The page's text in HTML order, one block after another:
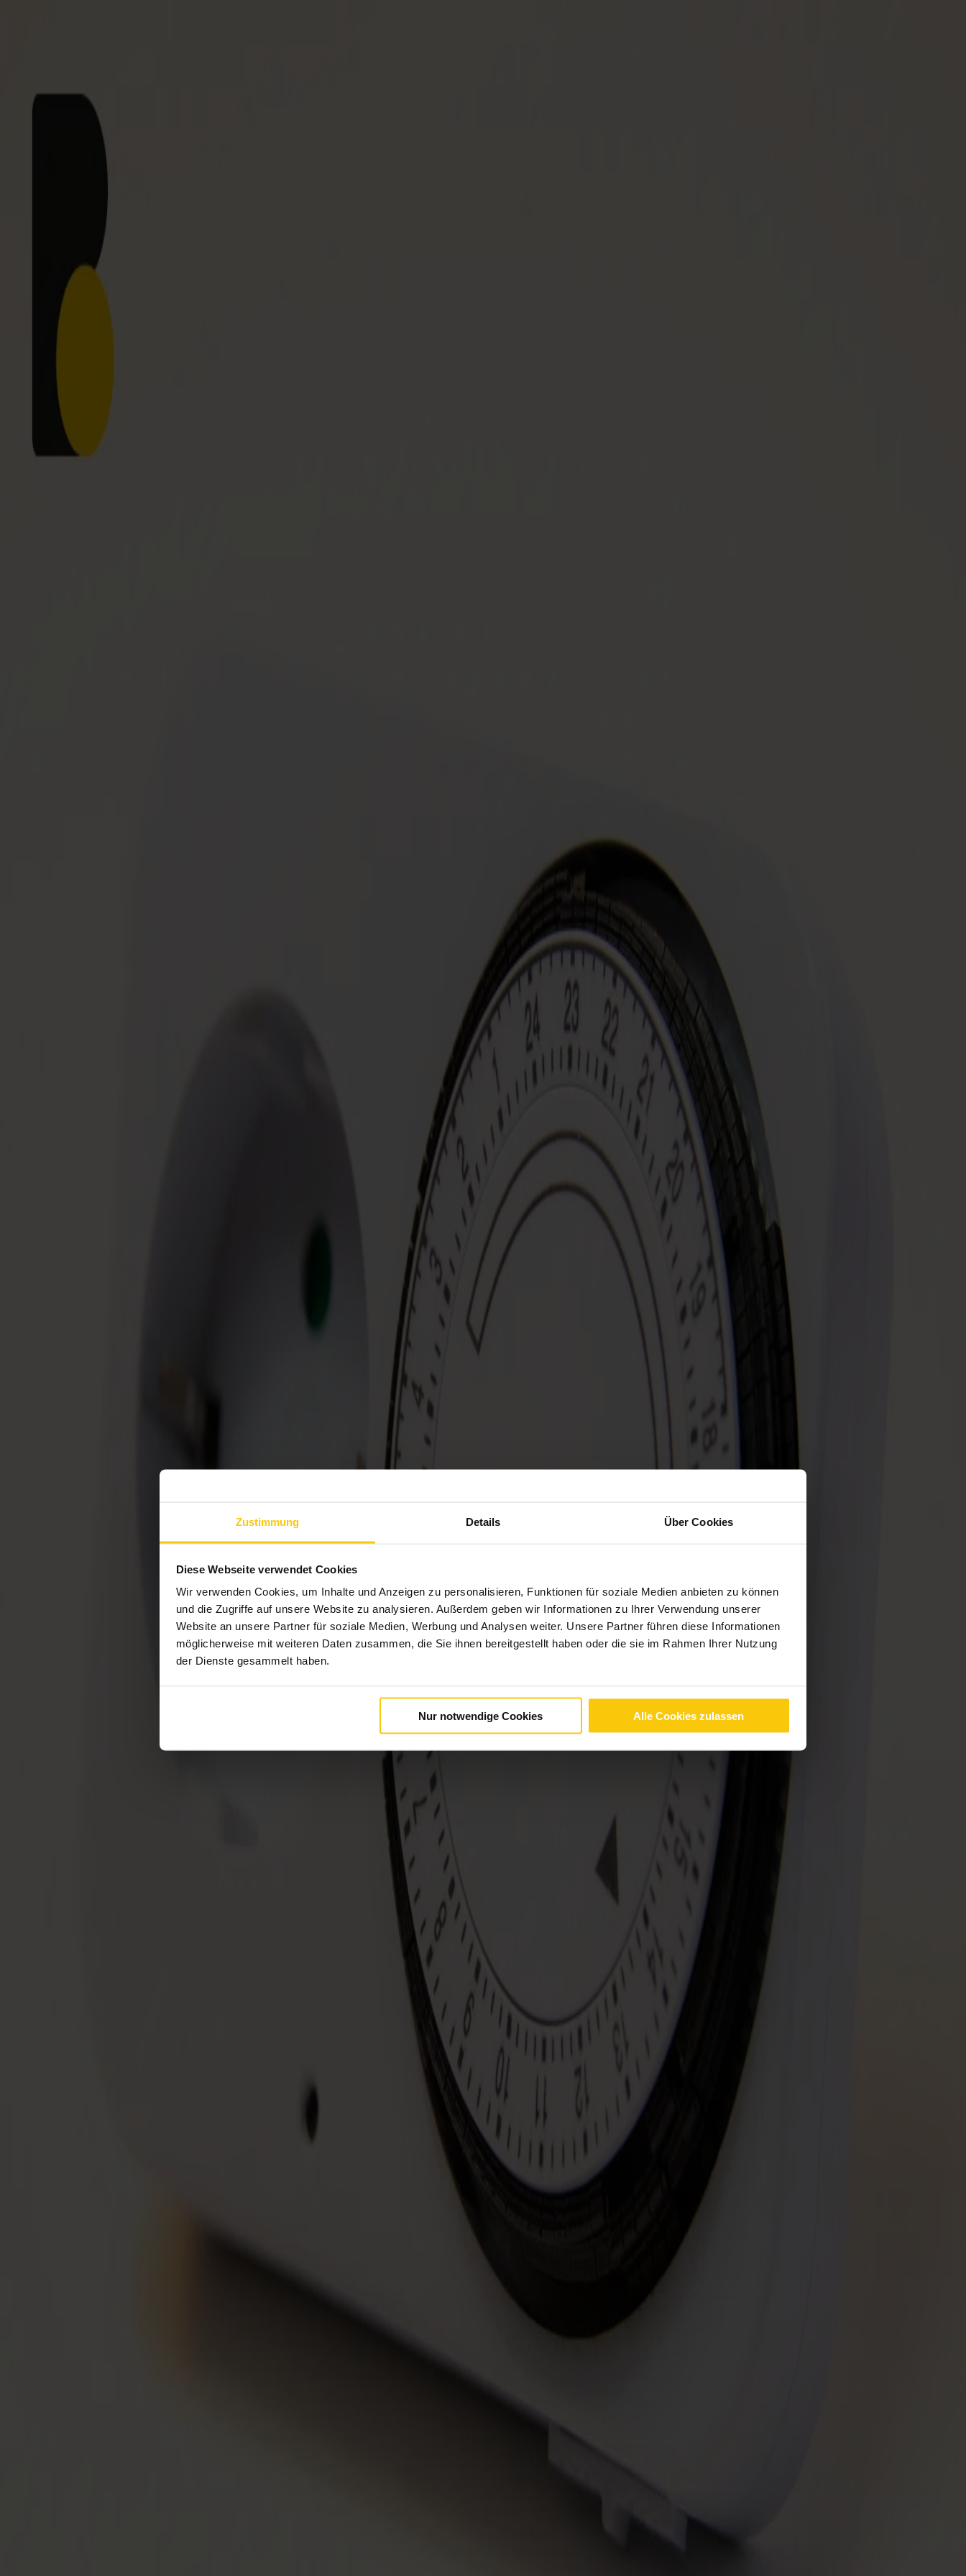
Zustimmung Details Über Cookies
Diese Webseite verwendet Cookies
Wir verwenden Cookies, um Inhalte und Anzeigen zu personalisieren, Funktionen für soziale Medien anbieten zu können
und die Zugriffe auf unsere Website zu analysieren. Außerdem geben wir Informationen zu Ihrer Verwendung unserer
Website an unsere Partner für soziale Medien, Werbung und Analysen weiter. Unsere Partner führen diese Informationen
möglicherweise mit weiteren Daten zusammen, die Sie ihnen bereitgestellt haben oder die sie im Rahmen Ihrer Nutzung
der Dienste gesammelt haben.
Nur notwendige Cookies Alle Cookies zulassen